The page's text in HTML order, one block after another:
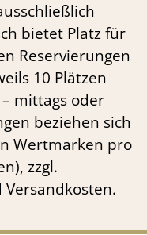
bietet Platz für
Reservierungen
10 Plätzen
mittags oder
beziehen sich
Wertmarken pro
zzgl.